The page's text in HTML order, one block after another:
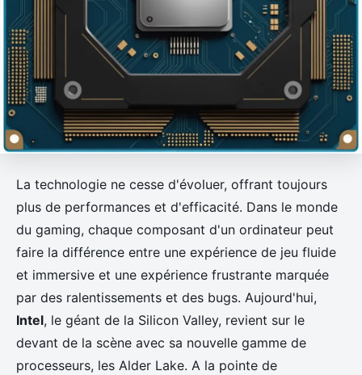
La technologie ne cesse d'évoluer, offrant toujours
plus de performances et d'efficacité. Dans le monde
du gaming, chaque composant d'un ordinateur peut
faire la différence entre une expérience de jeu fluide
et immersive et une expérience frustrante marquée
par des ralentissements et des bugs. Aujourd'hui,
Intel, le géant de la Silicon Valley, revient sur le
devant de la scène avec sa nouvelle gamme de
processeurs, les Alder Lake. A la pointe de